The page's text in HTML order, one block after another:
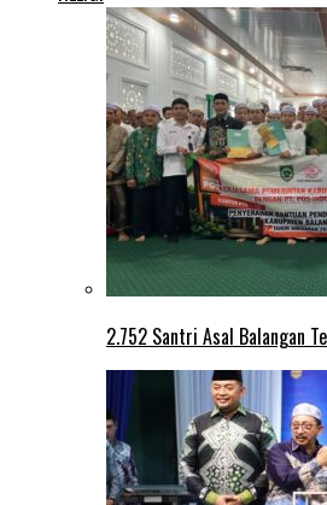
2.752 Santri Asal Balangan